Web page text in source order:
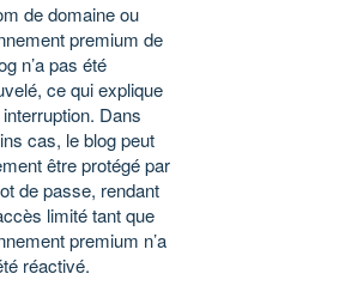
de domaine ou
premium de
n’a pas été
ce qui explique
Dans
cas, le blog peut
être protégé par
de passe, rendant
limité tant que
premium n’a
réactivé.